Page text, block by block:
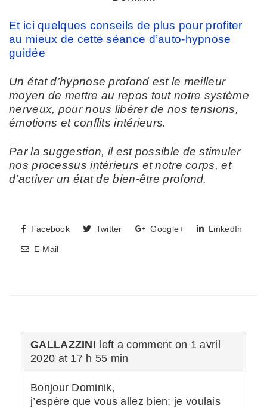
Et ici quelques conseils de plus pour profiter
au mieux de cette séance d’auto-hypnose
guidée
Un état d’hypnose profond est le meilleur
moyen de mettre au repos tout notre système
nerveux, pour nous libérer de nos tensions,
émotions et conflits intérieurs.
Par la suggestion, il est possible de stimuler
nos processus intérieurs et notre corps, et
d’activer un état de bien-être profond.
Facebook Twitter Google+ LinkedIn
E-Mail
GALLAZZINI left a comment on 1 avril
2020 at 17 h 55 min
Bonjour Dominik,
j’espère que vous allez bien; je voulais